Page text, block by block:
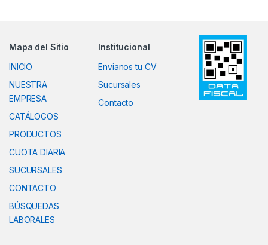
Mapa del Sitio
INICIO
NUESTRA
EMPRESA
CATÁLOGOS
PRODUCTOS
CUOTA DIARIA
SUCURSALES
CONTACTO
BÚSQUEDAS
LABORALES
Institucional
Envianos tu CV
Sucursales
Contacto